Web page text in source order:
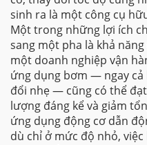
sinh ra là một công cụ
Một trong những lợi ích
sang một pha là khả
một doanh nghiệp vận
ứng dụng bơm — ngay
đổi nhẹ — cũng có thể
lượng đáng kể và giảm
ứng dụng động cơ dẫn
dù chỉ ở mức độ nhỏ,